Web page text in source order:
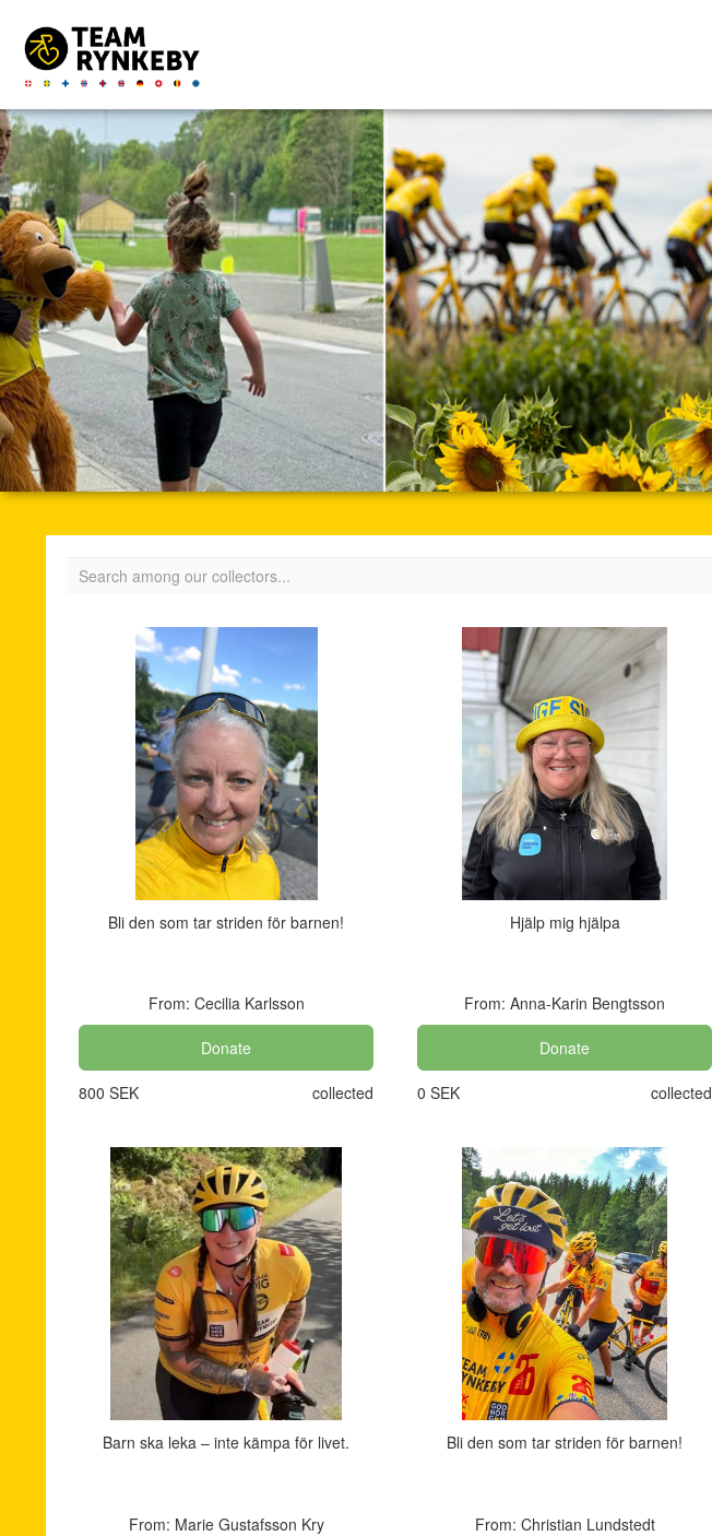
Bli den som tar striden för barnen!
From: Cecilia Karlsson
Donate
800 SEK collected
Hjälp mig hjälpa
From: Anna-Karin Bengtsson
Donate
0 SEK collected
Barn ska leka – inte kämpa för livet.
From: Marie Gustafsson Kry
Bli den som tar striden för barnen!
From: Christian Lundstedt